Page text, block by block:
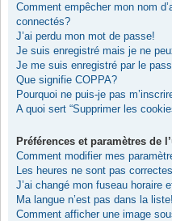
Comment empêcher mon nom
connectés?
J’ai perdu mon mot de passe!
Je suis enregistré mais je ne
Je me suis enregistré par le
Que signifie COPPA?
Pourquoi ne puis-je pas
A quoi sert “Supprimer les
Préférences et paramètres de
Comment modifier mes
Les heures ne sont pas
J’ai changé mon fuseau horaire
Ma langue n’est pas dans la liste!
Comment afficher une image